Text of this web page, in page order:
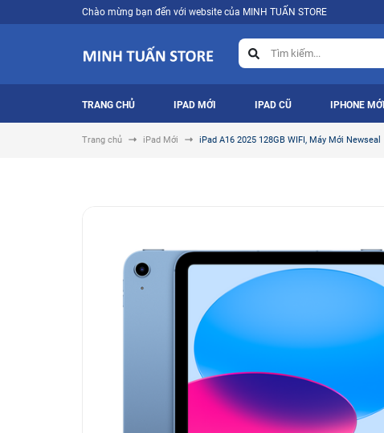
Chào mừng bạn đến với website của MINH TUẤN STORE
TRANG CHỦ IPAD MỚI IPAD CŨ IPHONE MỚI
Trang chủ iPad Mới iPad A16 2025 128GB WIFI, Máy Mới Newseal